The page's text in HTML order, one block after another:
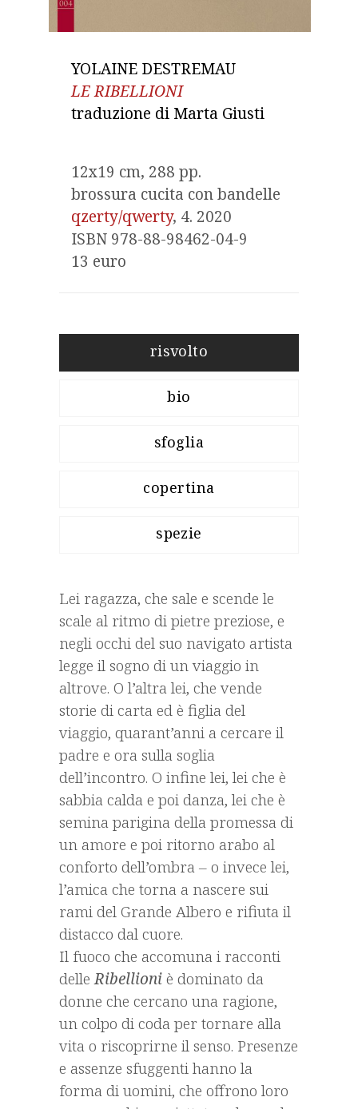
LE RIBELLIONI
12x19 cm, 288 pp.
qzerty/qwerty, 4. 2020
ISBN 978-88-98462-04-9
13 euro
risvolto
bio
sfoglia
copertina
spezie
Lei ragazza, che sale e scende le
scale al ritmo di pietre preziose, e
negli occhi del suo navigato artista
legge il sogno di un viaggio in
altrove. O l’altra lei, che vende
storie di carta ed è figlia del
viaggio, quarant’anni a cercare il
padre e ora sulla soglia
dell’incontro. O infine lei, lei che è
sabbia calda e poi danza, lei che è
semina parigina della promessa di
un amore e poi ritorno arabo al
conforto dell’ombra – o invece lei,
l’amica che torna a nascere sui
rami del Grande Albero e rifiuta il
distacco dal cuore.
Il fuoco che accomuna i racconti
delleRibellioniè dominato da
donne che cercano una ragione,
un colpo di coda per tornare alla
vita o riscoprirne il senso. Presenze
e assenze sfuggenti hanno la
forma di uomini, che offrono loro